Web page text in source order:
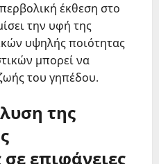
έκθεση στο
την υφή της
υψηλής ποιότητας
μπορεί να
του γηπέδου.
της
επιφάνειες